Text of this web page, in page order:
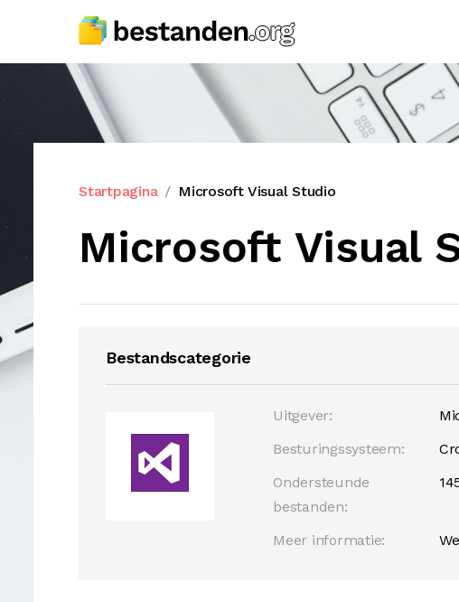
Startpagina Microsoft Visual Studio
Microsoft Visual
Bestandscategorie
Uitgever:
Besturingssysteem:
Ondersteunde
bestanden:
Meer informatie: